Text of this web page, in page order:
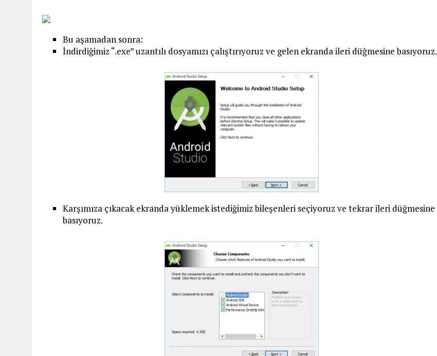
Bu aşamadan sonra:
İndirdiğimiz “.exe” uzantılı dosyamızı çalıştırıyoruz ve gelen ekranda ileri düğmesine basıyoruz.
Karşımıza çıkacak ekranda yüklemek istediğimiz bileşenleri seçiyoruz ve tekrar ileri düğmesine
basıyoruz.